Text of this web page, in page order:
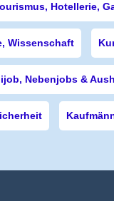
Hotellerie,
Wissenschaft
Nebenjobs &